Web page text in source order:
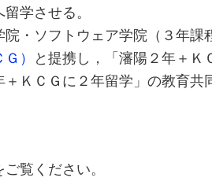
留学させる。
・ソフトウェア学院（３年課
） と提携し，「瀋陽２年＋Ｋ
＋ＫＣＧに２年留学」の教育共
ご覧ください。